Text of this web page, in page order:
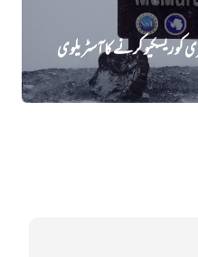
ریسکیو کرنے کا آسٹریلوی